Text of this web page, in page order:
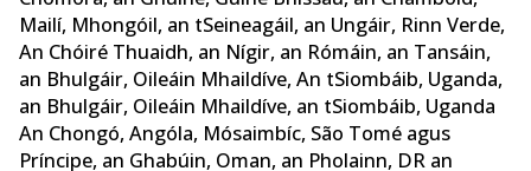
Mailí, Mhongóil, an tSeineagáil, an Ungáir, Rinn Verde,
An Chóiré Thuaidh, an Nígir, an Rómáin, an Tansáin,
an Bhulgáir, Oileáin Mhaildíve, An tSiombáib, Uganda,
an Bhulgáir, Oileáin Mhaildíve, an tSiombáib, Uganda
An Chongó, Angóla, Mósaimbíc, São Tomé agus
Príncipe, an Ghabúin, Oman, an Pholainn, DR an